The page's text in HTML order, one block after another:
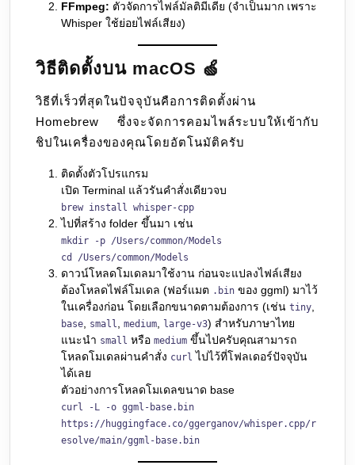
FFmpeg: ตัวจัดการไฟล์มัลติมีเดีย (จำเป็นมาก เพราะ
Whisper ใช้ย่อยไฟล์เสียง)
วิธีติดตั้งบน macOS 🍏
วิธีที่เร็วที่สุดในปัจจุบันคือการติดตั้งผ่าน
Homebrew ซึ่งจะจัดการคอมไพล์ระบบให้เข้ากับ
ชิปในเครื่องของคุณโดยอัตโนมัติครับ
ติดตั้งตัวโปรแกรม
เปิด Terminal แล้วรันคำสั่งเดียวจบ
brew install whisper-cpp
ไปที่สร้าง folder ขึ้นมา เช่น
mkdir -p /Users/common/Models
cd /Users/common/Models
ดาวน์โหลดโมเดลมาใช้งาน ก่อนจะแปลงไฟล์เสียง
ต้องโหลดไฟล์โมเดล (ฟอร์แมต .bin ของ ggml) มาไว้
ในเครื่องก่อน โดยเลือกขนาดตามต้องการ (เช่น tiny,
base, small, medium, large-v3) สำหรับภาษาไทย
แนะนำ small หรือ medium ขึ้นไปครับคุณสามารถ
โหลดโมเดลผ่านคำสั่ง curl ไปไว้ที่โฟลเดอร์ปัจจุบัน
ได้เลย
ตัวอย่างการโหลดโมเดลขนาด base
curl -L -o ggml-base.bin
https://huggingface.co/ggerganov/whisper.cpp/r
esolve/main/ggml-base.bin